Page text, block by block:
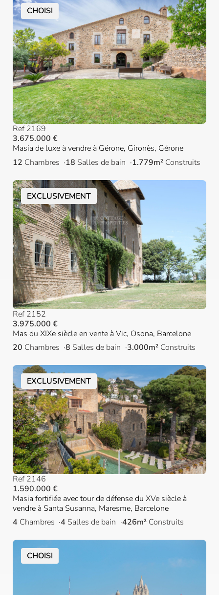
CHOISI
Ref 2169
3.675.000 €
Masia de luxe à vendre à Gérone, Gironès, Gérone
12 Chambres 18 Salles de bain 1.779m² Construits
EXCLUSIVEMENT
Ref 2152
3.975.000 €
Mas du XIXe siècle en vente à Vic, Osona, Barcelone
20 Chambres 8 Salles de bain 3.000m² Construits
EXCLUSIVEMENT
Ref 2146
1.590.000 €
Masia fortifiée avec tour de défense du XVe siècle à
vendre à Santa Susanna, Maresme, Barcelone
4 Chambres 4 Salles de bain 426m² Construits
CHOISI